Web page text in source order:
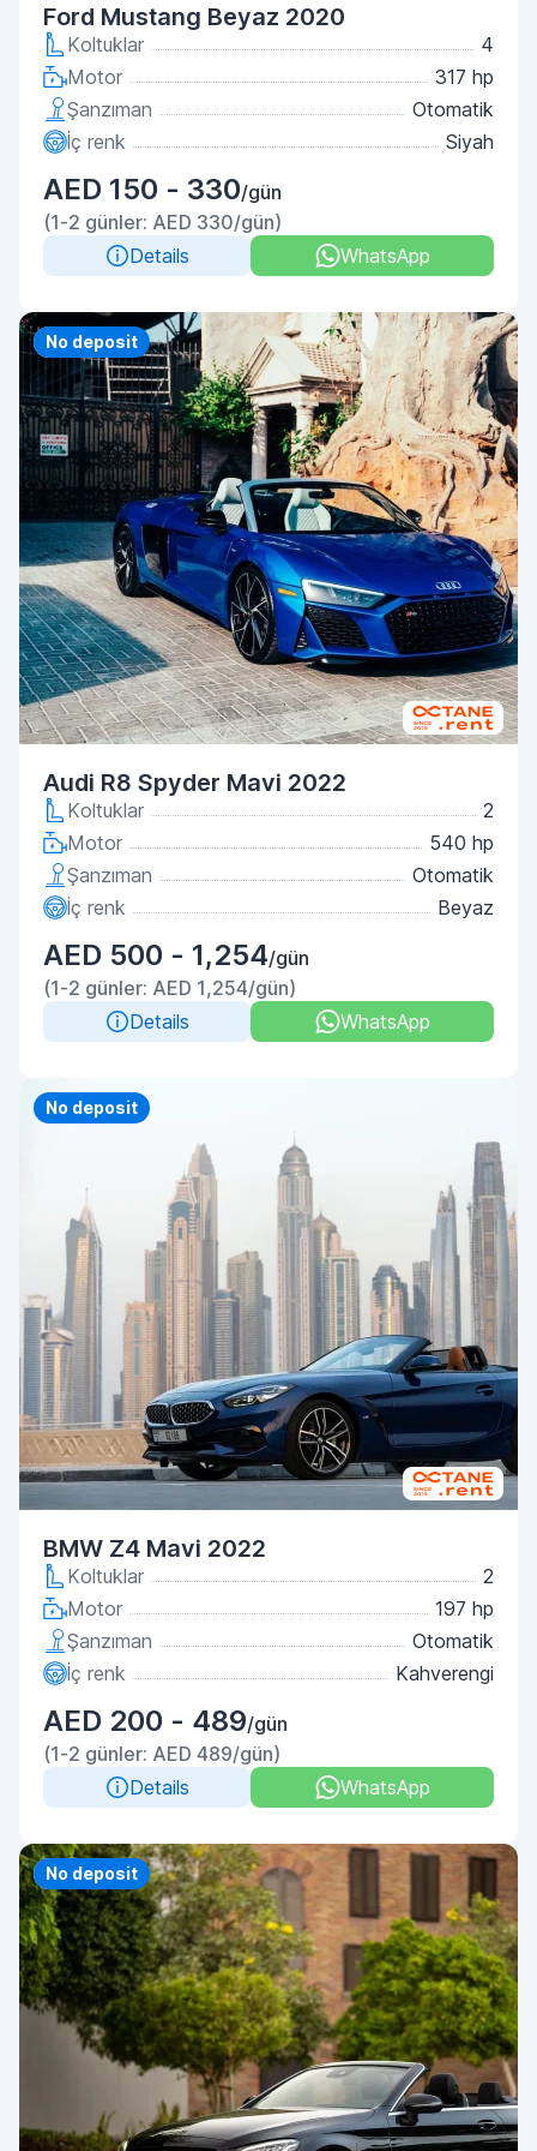
Ford Mustang Beyaz 2020
Koltuklar
4
Motor
317 hp
Şanzıman
Otomatik
İç renk
Siyah
AED 150 - 330/gün
(1-2 günler: AED 330/gün)
Details
WhatsApp
Priority
No deposit
Audi R8 Spyder Mavi 2022
Koltuklar
2
Motor
540 hp
Şanzıman
Otomatik
İç renk
Beyaz
AED 500 - 1,254/gün
(1-2 günler: AED 1,254/gün)
Details
WhatsApp
Priority
No deposit
BMW Z4 Mavi 2022
Koltuklar
2
Motor
197 hp
Şanzıman
Otomatik
İç renk
Kahverengi
AED 200 - 489/gün
(1-2 günler: AED 489/gün)
Details
WhatsApp
Priority
No deposit